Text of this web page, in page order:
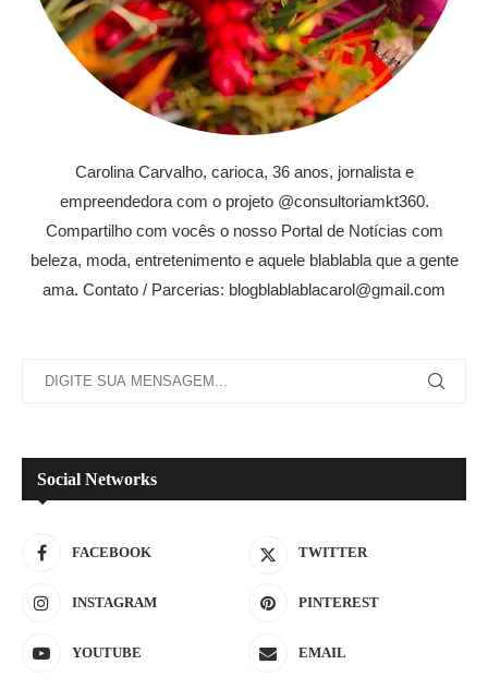
Carolina Carvalho, carioca, 36 anos, jornalista e
empreendedora com o projeto @consultoriamkt360.
Compartilho com vocês o nosso Portal de Notícias com
beleza, moda, entretenimento e aquele blablabla que a gente
ama. Contato / Parcerias: blogblablablacarol@gmail.com
Social Networks
FACEBOOK TWITTER
INSTAGRAM PINTEREST
YOUTUBE EMAIL